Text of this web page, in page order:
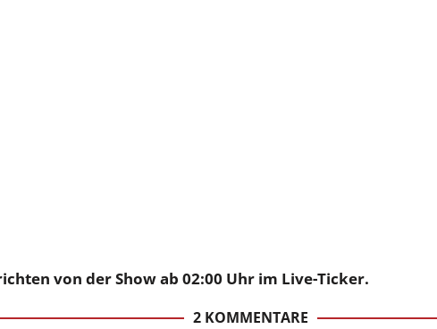
von der Show ab 02:00 Uhr im Live-Ticker.
2 KOMMENTARE